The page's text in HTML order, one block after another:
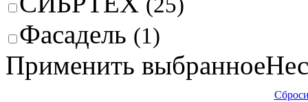
Фасадель (1)
Применить выбранное